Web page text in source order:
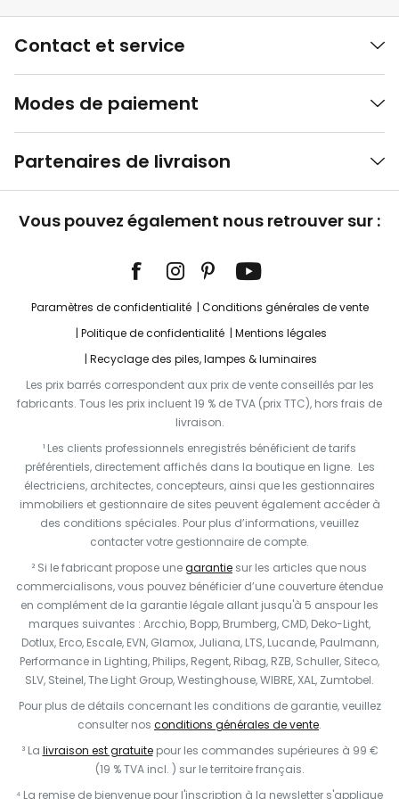
Contact et service
Modes de paiement
Partenaires de livraison
Vous pouvez également nous retrouver sur :
Paramètres de confidentialité
Conditions générales de vente
Politique de confidentialité
Mentions légales
Recyclage des piles, lampes & luminaires
Les prix barrés correspondent aux prix de vente conseillés par les
fabricants. Tous les prix incluent 19 % de TVA (prix TTC), hors frais de
livraison.
¹ Les clients professionnels enregistrés bénéficient de tarifs
préférentiels, directement affichés dans la boutique en ligne. Les
électriciens, architectes, concepteurs, ainsi que les gestionnaires
immobiliers et gestionnaire de sites peuvent également accéder à
des conditions spéciales. Pour plus d’informations, veuillez
contacter votre gestionnaire de compte.
² Si le fabricant propose unegarantie sur les articles que nous
commercialisons, vous pouvez bénéficier d’une couverture étendue
en complément de la garantie légale allant jusqu'à 5 anspour les
marques suivantes : Arcchio, Bopp, Brumberg, CMD, Deko-Light,
Dotlux, Erco, Escale, EVN, Glamox, Juliana, LTS, Lucande, Paulmann,
Performance in Lighting, Philips, Regent, Ribag, RZB, Schuller, Siteco,
SLV, Steinel, The Light Group, Westinghouse, WIBRE, XAL, Zumtobel.
Pour plus de détails concernant les conditions de garantie, veuillez
consulter nos conditions générales de vente.
³ La livraison est gratuitepour les commandes supérieures à 99 €
(19 % TVA incl. ) sur le territoire français.
⁴ La remise de bienvenue pour l'inscription à la newsletter s'applique